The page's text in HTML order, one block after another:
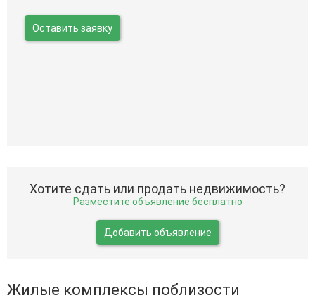
Оставить заявку
Хотите сдать или продать недвижимость?
Разместите объявление бесплатно
Добавить объявление
Жилые комплексы поблизости